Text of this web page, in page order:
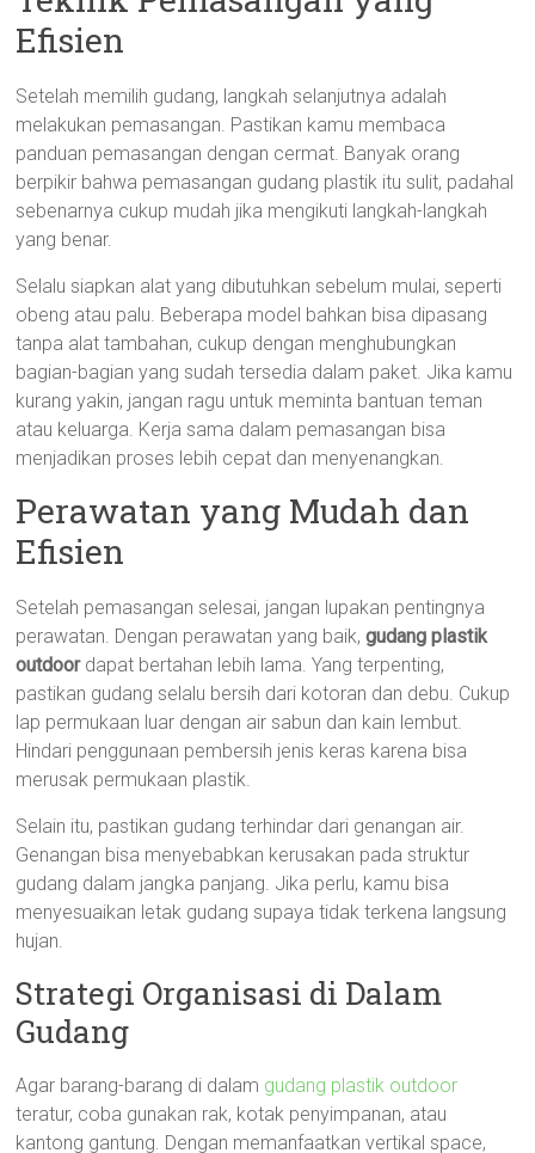
Efisien
Setelah memilih gudang, langkah selanjutnya adalah
melakukan pemasangan. Pastikan kamu membaca
panduan pemasangan dengan cermat. Banyak orang
berpikir bahwa pemasangan gudang plastik itu sulit, padahal
sebenarnya cukup mudah jika mengikuti langkah-langkah
yang benar.
Selalu siapkan alat yang dibutuhkan sebelum mulai, seperti
obeng atau palu. Beberapa model bahkan bisa dipasang
tanpa alat tambahan, cukup dengan menghubungkan
bagian-bagian yang sudah tersedia dalam paket. Jika kamu
kurang yakin, jangan ragu untuk meminta bantuan teman
atau keluarga. Kerja sama dalam pemasangan bisa
menjadikan proses lebih cepat dan menyenangkan.
Perawatan yang Mudah dan
Efisien
Setelah pemasangan selesai, jangan lupakan pentingnya
perawatan. Dengan perawatan yang baik,gudang plastik
outdoordapat bertahan lebih lama. Yang terpenting,
pastikan gudang selalu bersih dari kotoran dan debu. Cukup
lap permukaan luar dengan air sabun dan kain lembut.
Hindari penggunaan pembersih jenis keras karena bisa
merusak permukaan plastik.
Selain itu, pastikan gudang terhindar dari genangan air.
Genangan bisa menyebabkan kerusakan pada struktur
gudang dalam jangka panjang. Jika perlu, kamu bisa
menyesuaikan letak gudang supaya tidak terkena langsung
hujan.
Strategi Organisasi di Dalam
Gudang
Agar barang-barang di dalam gudang plastik outdoor
teratur, coba gunakan rak, kotak penyimpanan, atau
kantong gantung. Dengan memanfaatkan vertikal space,